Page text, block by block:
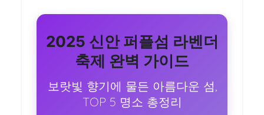
2025 신안 퍼플섬 라벤더
축제 완벽 가이드
보랏빛 향기에 물든 아름다운 섬,
TOP 5 명소 총정리